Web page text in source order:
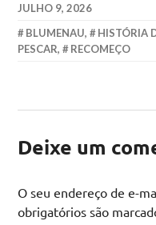
JULHO 9, 2026
BLUMENAU, HISTÓRIA
PESCAR, RECOMEÇO
Deixe um
O seu endereço de e-
obrigatórios são